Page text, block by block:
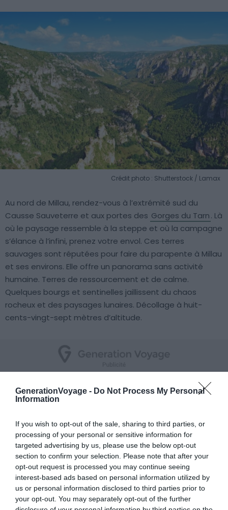
GenerationVoyage - Do Not Process My Personal
Information
If you wish to opt-out of the sale, sharing to third parties, or
processing of your personal or sensitive information for
targeted advertising by us, please use the below opt-out
section to confirm your selection. Please note that after your
opt-out request is processed you may continue seeing
interest-based ads based on personal information utilized by
us or personal information disclosed to third parties prior to
your opt-out. You may separately opt-out of the further
Crédit photo : Shutterstock / Lamax
Au nord de Millau, rendez-vous à l’extrémité sud du
Causse Sauveterre et aux portes des Gorges du Tarn. Là
où le paysage ressemble à la steppe et où la campagne
s’élance à l’infini, prenez votre envol. Ces terres
sauvages sont réputées pour faire du parapente à Millau
et ses environs. Elle offre un panorama sans activité
humaine. Terres de ressourcement et de calme.
Quelques bourgs et sentinelles jaillissent du chaos
rocheux et des paysages lunaires. Décollage à huit-
cents-vingt-sept mètres d’altitude.
Le site du Pic d’Andan